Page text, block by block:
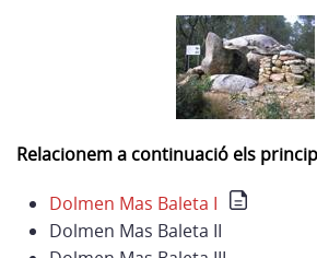
Relacionem a continuació els
Dolmen Mas Baleta I
Dolmen Mas Baleta II